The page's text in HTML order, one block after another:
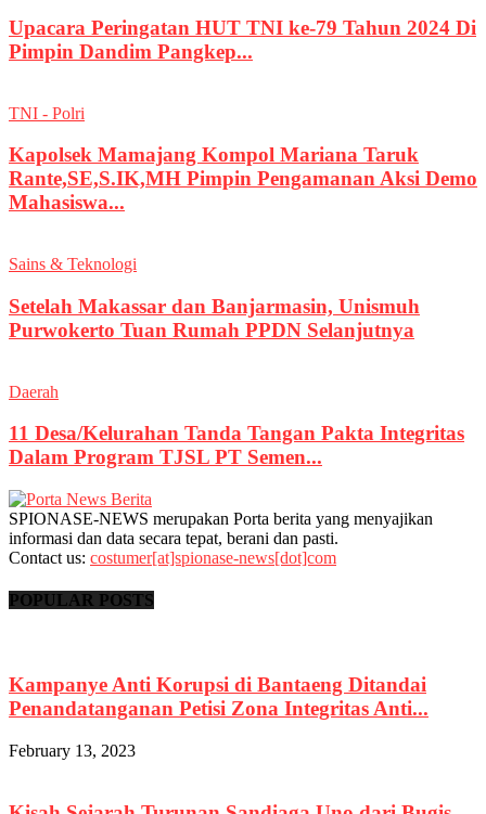
Upacara Peringatan HUT TNI ke-79 Tahun 2024 Di
Pimpin Dandim Pangkep...
TNI - Polri
Kapolsek Mamajang Kompol Mariana Taruk
Rante,SE,S.IK,MH Pimpin Pengamanan Aksi Demo
Mahasiswa...
Sains & Teknologi
Setelah Makassar dan Banjarmasin, Unismuh
Purwokerto Tuan Rumah PPDN Selanjutnya
Daerah
11 Desa/Kelurahan Tanda Tangan Pakta Integritas
Dalam Program TJSL PT Semen...
SPIONASE-NEWS merupakan Porta berita yang menyajikan
informasi dan data secara tepat, berani dan pasti.
Contact us: costumer[at]spionase-news[dot]com
POPULAR POSTS
Kampanye Anti Korupsi di Bantaeng Ditandai
Penandatanganan Petisi Zona Integritas Anti...
February 13, 2023